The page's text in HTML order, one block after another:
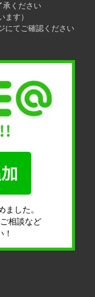
承ください
ます）
にてご確認ください
した。
相談など